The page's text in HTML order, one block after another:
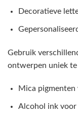
Decoratieve
Gebruik
ontwerpen uniek te
Mica pigmenten
Alcohol ink voor